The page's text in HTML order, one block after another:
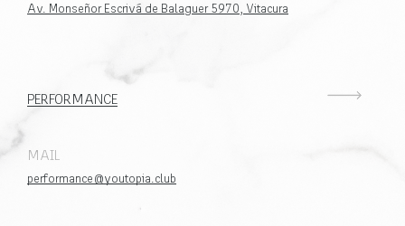
Av. Monseñor Escrivá de Balaguer 5970, Vitacura
PERFORMANCE
MAIL
performance@youtopia.club